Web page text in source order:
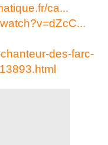
ca...
des-farc-